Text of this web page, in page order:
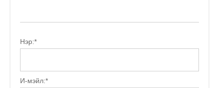
Нэр:*
И-мэйл:*